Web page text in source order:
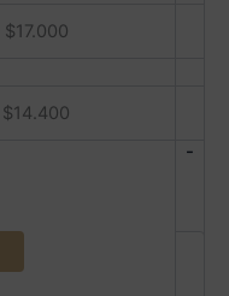
$17.000
$14.400
-